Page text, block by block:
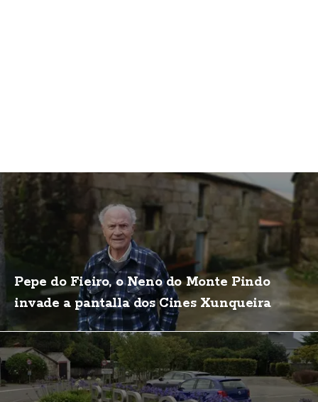
Pepe do Fieiro, o Neno do Monte Pindo
invade a pantalla dos Cines Xunqueira